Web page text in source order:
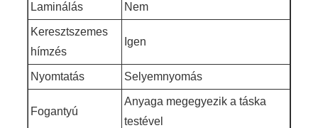
Laminálás Nem
Keresztszemes
hímzés
Igen
Nyomtatás Selyemnyomás
Fogantyú
Anyaga megegyezik a táska
testével